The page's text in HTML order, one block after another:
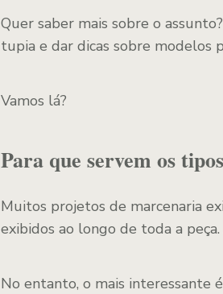
Quer saber mais sobre o
tupia e dar dicas sobre modelos
Vamos lá?
Para que servem os
Muitos projetos de marcenaria
exibidos ao longo de toda a
No entanto, o mais interessante